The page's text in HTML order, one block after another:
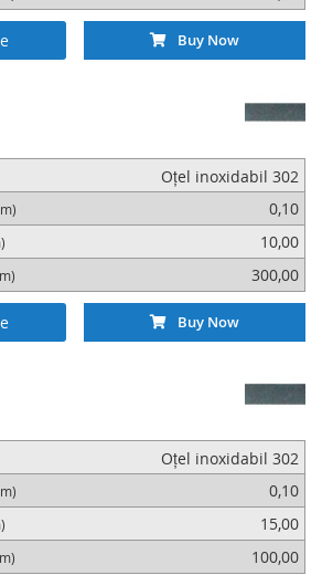
Buy Now
Oțel inoxidabil 302
0,10
10,00
300,00
Buy Now
Oțel inoxidabil 302
0,10
15,00
100,00